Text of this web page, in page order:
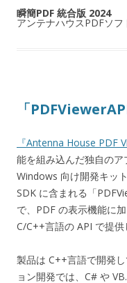
瞬簡PDF 統合版 2024
アンテナハウスPDFソフ
「
『Antenna House PDF
能を組み込んだ独自の
Windows 向け開発キット
SDK に含まれる「
で、PDF の表示機能に
C/C++言語の API で提供
製品は C++言語で開発
ョン開発では、C# や